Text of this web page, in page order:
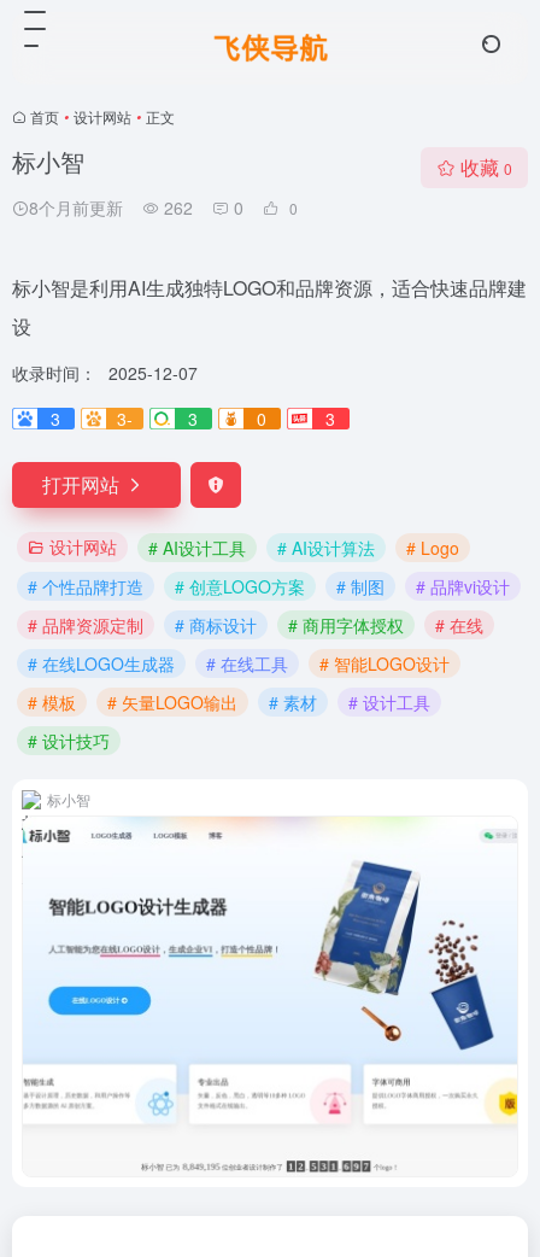
首页 • 设计网站 • 正文
标小智
8个月前更新 262 0 0
收藏 0
标小智是利用AI生成独特LOGO和品牌资源，适合快速品牌建
设
收录时间：
2025-12-07
3
3- 3 0 3
打开网站
设计网站 # AI设计工具 # AI设计算法
# Logo
# 个性品牌打造
# 创意LOGO方案 # 制图
# 品牌vi设计
# 品牌资源定制
# 商标设计 # 商用字体授权
# 在线
# 在线LOGO生成器
# 在线工具
# 智能LOGO设计
# 模板
# 矢量LOGO输出 # 素材
# 设计工具
# 设计技巧
标小智